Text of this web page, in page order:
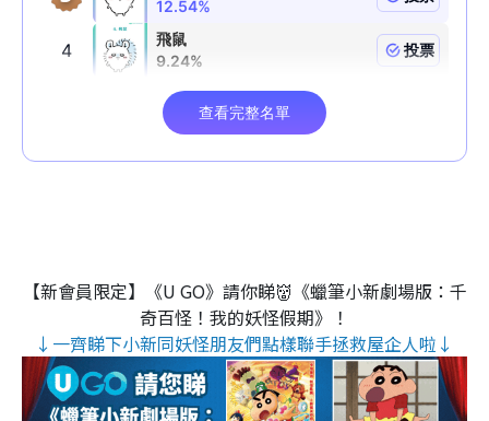
【新會員限定】《U GO》請你睇👹《蠟筆小新劇場版：千
奇百怪！我的妖怪假期》！
↓一齊睇下小新同妖怪朋友們點樣聯手拯救屋企人啦↓